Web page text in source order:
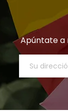
Apúntate a